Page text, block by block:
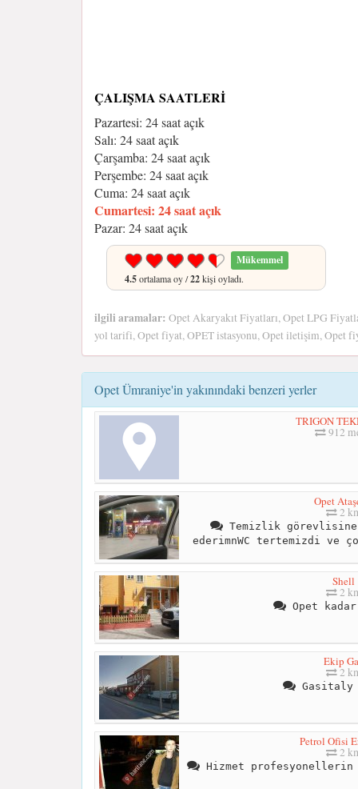
ÇALIŞMA SAATLERI
Pazartesi: 24 saat açık
Salı: 24 saat açık
Çarşamba: 24 saat açık
Perşembe: 24 saat açık
Cuma: 24 saat açık
Cumartesi: 24 saat açık
Pazar: 24 saat açık
Mükemmel
4.5ortalama oy /22kişi oyladı.
ilgili aramalar: Opet Akaryakıt Fiyatları, Opet LPG
yol tarifi, Opet fiyat, OPET istasyonu, Opet iletişim, Opet
Opet Ümraniye'in yakınındaki benzeri yerler
TRIGON
912
Opet
2
Temizlik
ederimnWC tertemizdi
Shell
2
Opet
Ekip
2
Gasitaly
Petrol Ofisi
2
Hizmet